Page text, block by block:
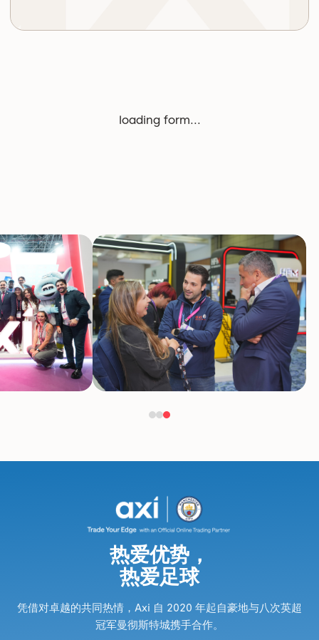
loading form...
热爱优势，
热爱足球
凭借对卓越的共同热情，Axi 自 2020 年起自豪地与八次英超
冠军曼彻斯特城携手合作。